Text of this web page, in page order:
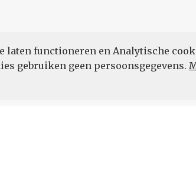
laten functioneren en Analytische
gebruiken geen persoonsgegevens.
POWERED BY